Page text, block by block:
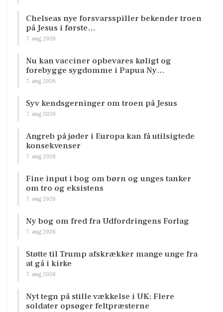
Chelseas nye forsvarsspiller bekender troen
på Jesus i første…
7. aug 2026
Nu kan vacciner opbevares køligt og
forebygge sygdomme i Papua Ny…
7. aug 2026
Syv kendsgerninger om troen på Jesus
7. aug 2026
Angreb på jøder i Europa kan få utilsigtede
konsekvenser
7. aug 2026
Fine input i bog om børn og unges tanker
om tro og eksistens
7. aug 2026
Ny bog om fred fra Udfordringens Forlag
7. aug 2026
Støtte til Trump afskrækker mange unge fra
at gå i kirke
7. aug 2026
Nyt tegn på stille vækkelse i UK: Flere
soldater opsøger feltpræsterne